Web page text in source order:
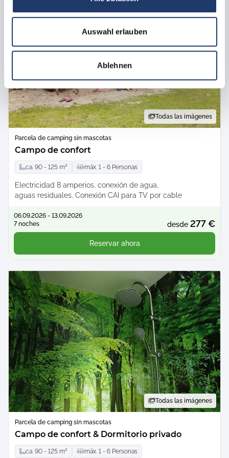
Auswahl erlauben
Ablehnen
Todas las imágenes
Parcela de camping sin mascotas
Campo de confort
ca. 90 - 125 m² máx. 1 - 6 Personas
Electricidad 8 amperios conexión de agua
aguas residuales Conexión CAI para TV por cable
06.09.2026 - 13.09.2026
7 noches
desde 277 €
Reservar ahora
Todas las imágenes
Parcela de camping sin mascotas
Campo de confort & Dormitorio privado
ca. 90 - 125 m² máx. 1 - 6 Personas